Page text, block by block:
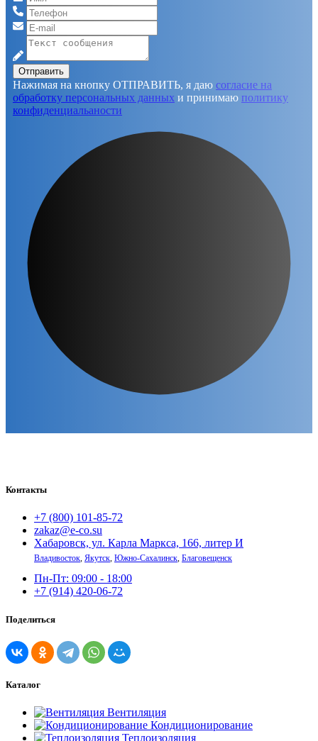
Отправить
Нажимая на кнопку ОТПРАВИТЬ, я даю согласие на
обработку персональных данных и принимаю политику
конфиденциальаности
Контакты
+7 (800) 101-85-72
zakaz@e-co.su
Хабаровск, ул. Карла Маркса, 166, литер И
Владивосток, Якутск, Южно-Сахалинск, Благовещенск
Пн-Пт: 09:00 - 18:00
+7 (914) 420-06-72
Поделиться
Каталог
Вентиляция
Кондиционирование
Теплоизоляция